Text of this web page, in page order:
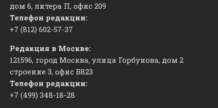
дом 6, литера П, офис 209
Телефон редакции:
+7 (812) 602-57-37
Редакция в Москве:
121596, город Москва, улица Горбунова, дом 2
строение 3, офис ​В823
Телефон редакции:
+7 (499) 348-18-28